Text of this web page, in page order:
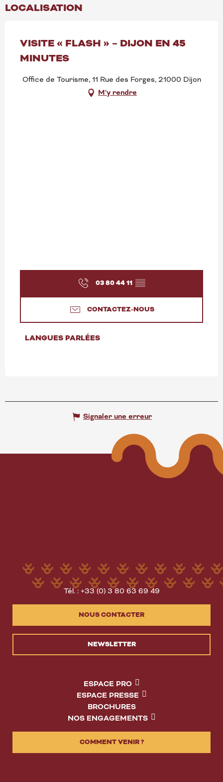
LOCALISATION
VISITE « FLASH » – DIJON EN 45
MINUTES
Office de Tourisme, 11 Rue des Forges, 21000 Dijon
M'y rendre
03 80 44 11 ▒▒
CONTACTEZ-NOUS
LANGUES PARLÉES
LANGUES PARLÉES
Signaler une erreur
Tél. : +33 (0) 3 80 63 69 49
NOUS CONTACTER
NEWSLETTER
ESPACE PRO
ESPACE PRESSE
BROCHURES
NOS ENGAGEMENTS
COMMENT VENIR ?